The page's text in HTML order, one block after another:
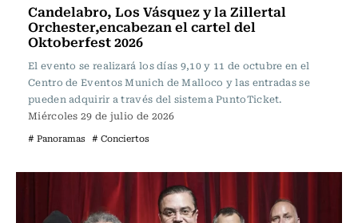
Candelabro, Los Vásquez y la Zillertal
Orchester,encabezan el cartel del
Oktoberfest 2026
El evento se realizará los días 9,10 y 11 de octubre en el
Centro de Eventos Munich de Malloco y las entradas se
pueden adquirir a través del sistema PuntoTicket.
Miércoles 29 de julio de 2026
# Panoramas # Conciertos